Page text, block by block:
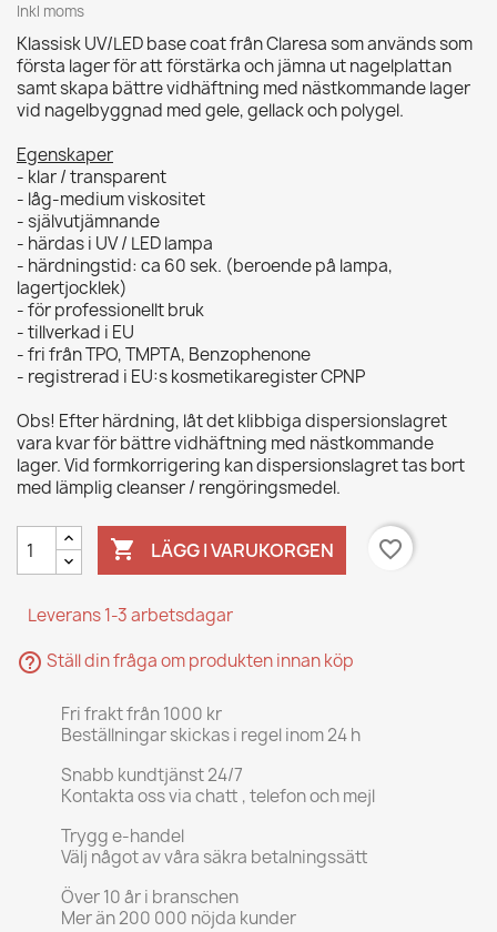
Inkl moms
Klassisk UV/LED base coat från Claresa som används som
första lager för att förstärka och jämna ut nagelplattan
samt skapa bättre vidhäftning med nästkommande lager
vid nagelbyggnad med gele, gellack och polygel.
Egenskaper
- klar / transparent
- låg-medium viskositet
- självutjämnande
- härdas i UV / LED lampa
- härdningstid: ca 60 sek. (beroende på lampa,
lagertjocklek)
- för professionellt bruk
- tillverkad i EU
- fri från TPO, TMPTA, Benzophenone
- registrerad i EU:s kosmetikaregister CPNP
Obs! Efter härdning, låt det klibbiga dispersionslagret
vara kvar för bättre vidhäftning med nästkommande
lager. Vid formkorrigering kan dispersionslagret tas bort
med lämplig cleanser / rengöringsmedel.
 LÄGG I VARUKORGEN favorite_border
Leverans 1-3 arbetsdagar
help_outline Ställ din fråga om produkten innan köp
Fri frakt från 1000 kr
Beställningar skickas i regel inom 24 h
Snabb kundtjänst 24/7
Kontakta oss via chatt , telefon och mejl
Trygg e-handel
Välj något av våra säkra betalningssätt
Över 10 år i branschen
Mer än 200 000 nöjda kunder